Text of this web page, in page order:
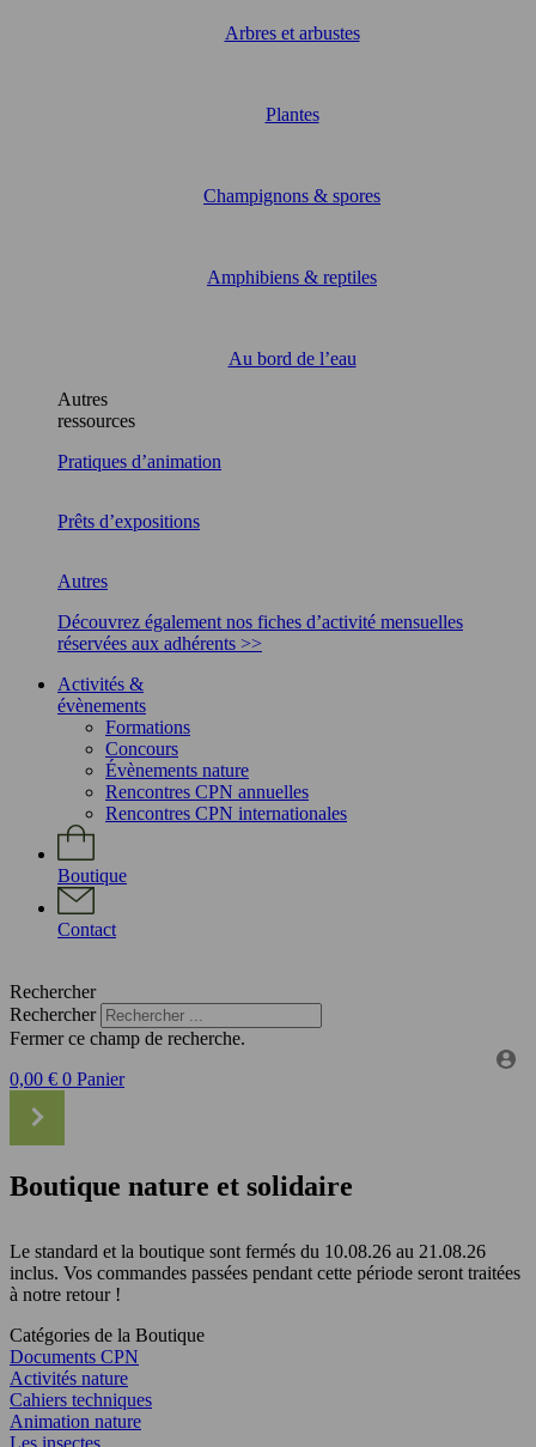
Arbres et arbustes
Plantes
Champignons & spores
Amphibiens & reptiles
Au bord de l’eau
Autres
ressources
Pratiques d’animation
Prêts d’expositions
Autres
Découvrez également nos fiches d’activité mensuelles
réservées aux adhérents >>
Activités &
évènements
Formations
Concours
Évènements nature
Rencontres CPN annuelles
Rencontres CPN internationales
Boutique
Contact
Rechercher
Rechercher
Fermer ce champ de recherche.
0,00 € 0 Panier
Boutique nature et solidaire
Le standard et la boutique sont fermés du 10.08.26 au 21.08.26
inclus. Vos commandes passées pendant cette période seront traitées
à notre retour !
Catégories de la Boutique
Documents CPN
Activités nature
Cahiers techniques
Animation nature